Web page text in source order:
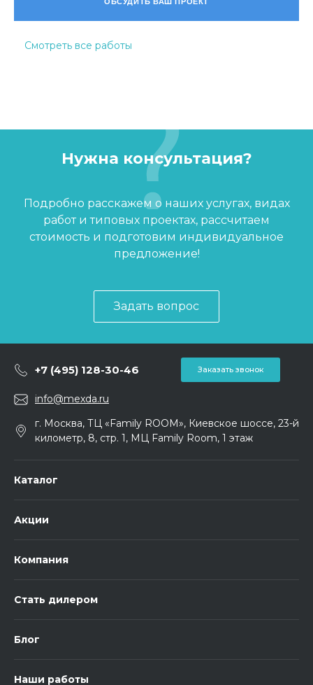
Смотреть все работы
Нужна консультация?
Подробно расскажем о наших услугах, видах
работ и типовых проектах, рассчитаем
стоимость и подготовим индивидуальное
предложение!
Задать вопрос
+7 (495) 128-30-46 Заказать звонок
info@mexda.ru
г. Москва, ТЦ «Family ROOM», Киевское шоссе, 23-й
километр, 8, стр. 1, МЦ Family Room, 1 этаж
Каталог
Акции
Компания
Стать дилером
Блог
Наши работы